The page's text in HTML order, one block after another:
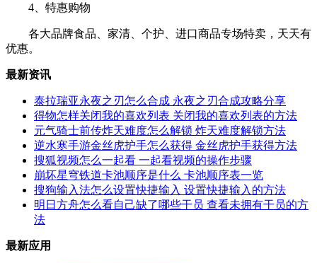
4、特惠购物
各大品牌食品、家清、个护、进口商品专场特卖，天天有
优惠。
最新资讯
泰拉瑞亚永夜之刃怎么合成 永夜之刃合成攻略分享
得物怎样关闭我的喜欢列表 关闭我的喜欢列表的方法
元气骑士前传炸天难度怎么解锁 炸天难度解锁方法
逆水寒手游金丝虎护手怎么获得 金丝虎护手获得方法
搜狐视频怎么一起看 一起看视频的操作步骤
崩坏星穹铁道卡池顺序是什么 卡池顺序表一览
搜狗输入法怎么设置快捷输入 设置快捷输入的方法
明日方舟怎么看自己缺了哪些干员 查看未拥有干员的方
法
最新应用